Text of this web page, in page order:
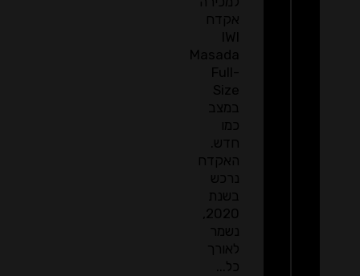
אקדח
IWI
Masada
Full-
Size
במצב
כמו
חדש.
האקדח
נרכש
בשנת
2020,
נשמר
לאורך
כל...